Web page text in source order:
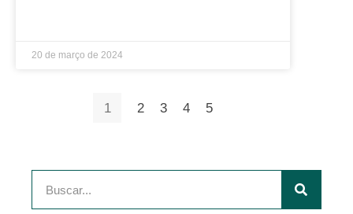
20 de março de 2024
1 2 3 4 5